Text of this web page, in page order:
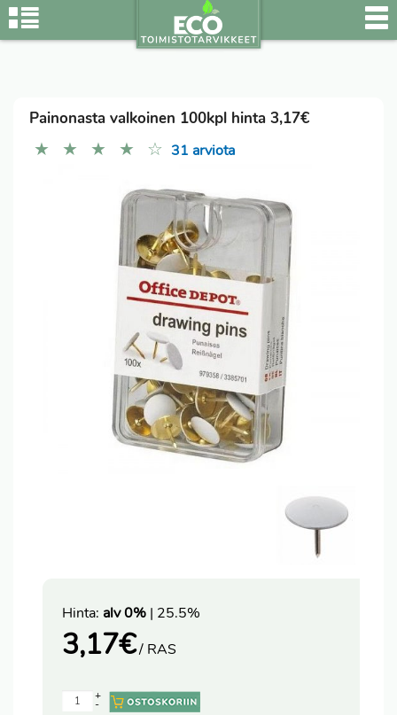
Painonasta valkoinen 100kpl hinta 3,17€
★ ★ ★ ★ ☆ 31 arviota
Hinta: alv 0% | 25.5%
3,17€/ RAS
-
+